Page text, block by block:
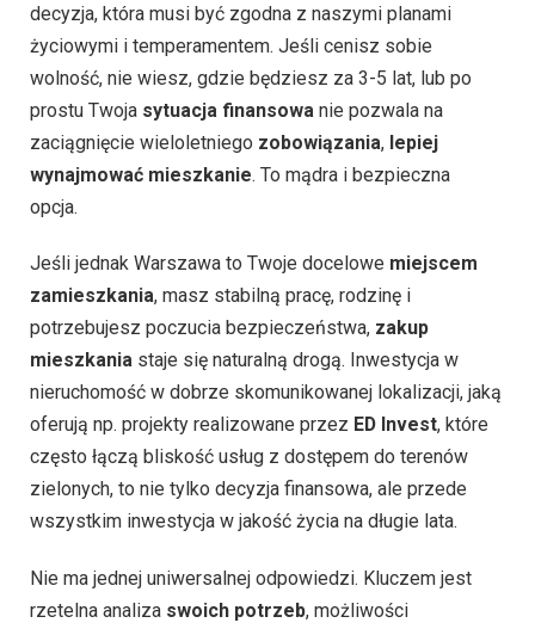
decyzja, która musi być zgodna z naszymi planami
życiowymi i temperamentem. Jeśli cenisz sobie
wolność, nie wiesz, gdzie będziesz za 3-5 lat, lub po
prostu Twoja sytuacja finansowa nie pozwala na
zaciągnięcie wieloletniego zobowiązania, lepiej
wynajmować mieszkanie. To mądra i bezpieczna
opcja.
Jeśli jednak Warszawa to Twoje docelowe miejscem
zamieszkania, masz stabilną pracę, rodzinę i
potrzebujesz poczucia bezpieczeństwa, zakup
mieszkania staje się naturalną drogą. Inwestycja w
nieruchomość w dobrze skomunikowanej lokalizacji, jaką
oferują np. projekty realizowane przez ED Invest, które
często łączą bliskość usług z dostępem do terenów
zielonych, to nie tylko decyzja finansowa, ale przede
wszystkim inwestycja w jakość życia na długie lata.
Nie ma jednej uniwersalnej odpowiedzi. Kluczem jest
rzetelna analiza swoich potrzeb, możliwości